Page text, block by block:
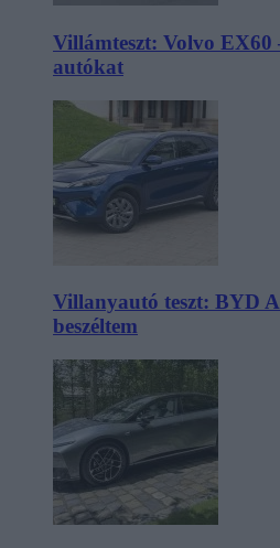
Villámteszt: Volvo EX60
autókat
Villanyautó teszt: BYD
beszéltem